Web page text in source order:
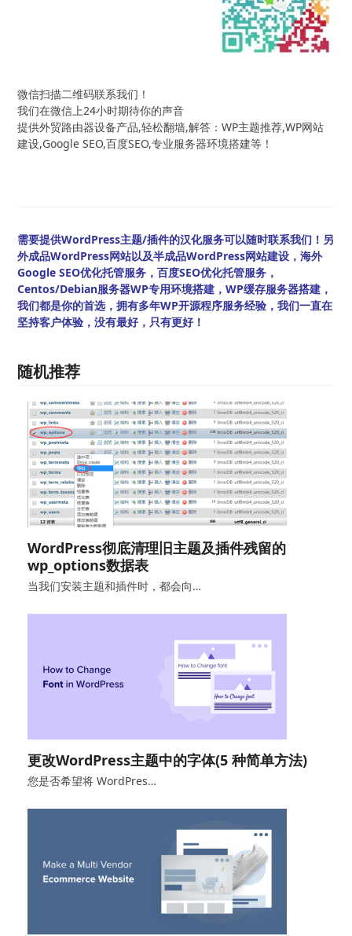
微信扫描二维码联系我们！
我们在微信上24小时期待你的声音
提供外贸路由器设备产品,轻松翻墙,解答：WP主题推荐,WP网站
建设,Google SEO,百度SEO,专业服务器环境搭建等！
需要提供WordPress主题/插件的汉化服务可以随时联系我们！另
外成品WordPress网站以及半成品WordPress网站建设，海外
Google SEO优化托管服务，百度SEO优化托管服务，
Centos/Debian服务器WP专用环境搭建，WP缓存服务器搭建，
我们都是你的首选，拥有多年WP开源程序服务经验，我们一直在
坚持客户体验，没有最好，只有更好！
随机推荐
WordPress彻底清理旧主题及插件残留的
wp_options数据表
当我们安装主题和插件时，都会向…
更改WordPress主题中的字体(5 种简单方法)
您是否希望将 WordPres…